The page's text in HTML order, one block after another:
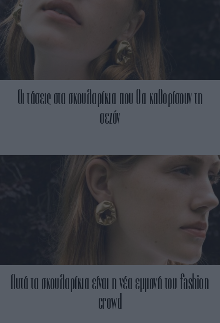
Οι τάσεις στα σκουλαρίκια που θα καθορίσουν τη
σεζόν
Αυτά τα σκουλαρίκια είναι η νέα εμμονή του fashion
crowd